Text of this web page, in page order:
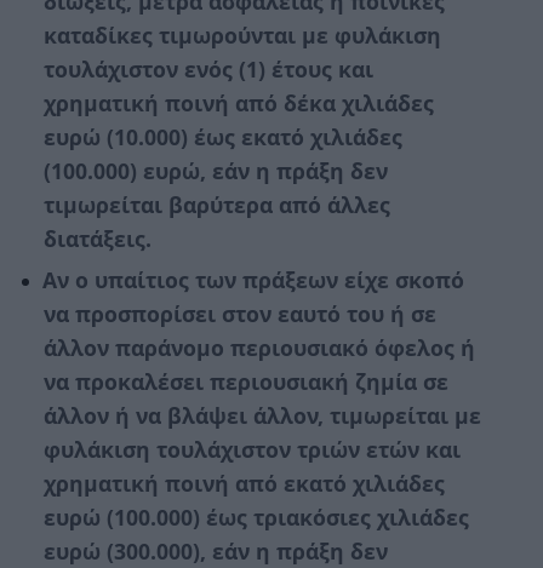
καταδίκες τιμωρούνται με φυλάκιση
τουλάχιστον ενός (1) έτους και
χρηµατική ποινή από δέκα χιλιάδες
ευρώ (10.000) έως εκατό χιλιάδες
(100.000) ευρώ, εάν η πράξη δεν
τιµωρείται βαρύτερα από άλλες
διατάξεις.
Αν ο υπαίτιος των πράξεων είχε σκοπό
να προσπορίσει στον εαυτό του ή σε
άλλον παράνομο περιουσιακό όφελος ή
να προκαλέσει περιουσιακή ζημία σε
άλλον ή να βλάψει άλλον, τιμωρείται με
φυλάκιση τουλάχιστον τριών ετών και
χρηματική ποινή από εκατό χιλιάδες
ευρώ (100.000) έως τριακόσιες χιλιάδες
ευρώ (300.000), εάν η πράξη δεν